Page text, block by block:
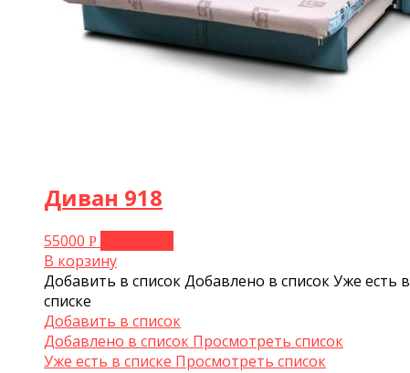
Диван 918
55000 Р
В корзину
Добавить в списокДобавлено в списокУже есть в
списке
Добавить в список
Добавлено в список Просмотреть список
Уже есть в списке Просмотреть список